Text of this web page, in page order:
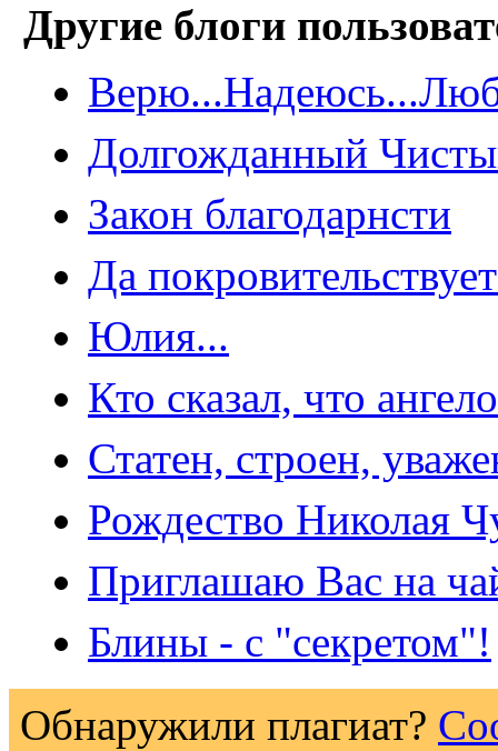
Другие блоги
Долгожданный
Закон благодарнсти
Да
Юлия...
Кто сказал, что
Статен, строен,
Рождество Николая
Приглашаю Вас на
Блины - с "секретом"!
Обнаружили плагиат?